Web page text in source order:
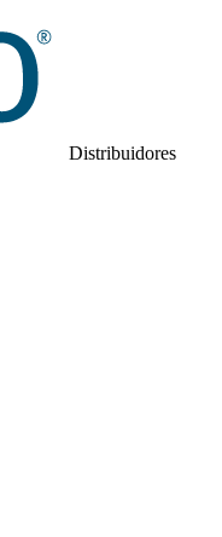
Distribuidores